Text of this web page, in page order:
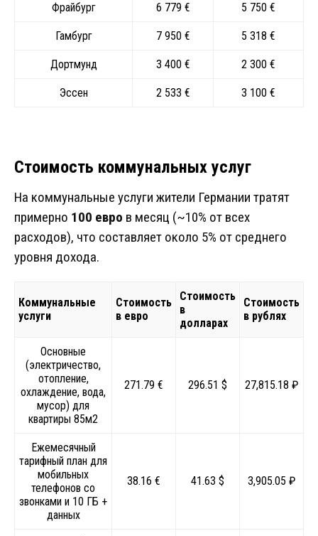
Фрайбург 6 779 € 5 750 €
Гамбург 7 950 € 5 318 €
Дортмунд 3 400 € 2 300 €
Эссен 2 533 € 3 100 €
Стоимость коммунальных услуг
На коммунальные услуги жители Германии тратят
примерно 100 евро в месяц (~10% от всех
расходов), что составляет около 5% от среднего
уровня дохода.
Коммунальные
услуги
Стоимость
в евро
Стоимость
в
долларах
Стоимость
в рублях
Основные
(электричество,
отопление,
охлаждение, вода,
мусор) для
квартиры 85м2
271.79 € 296.51 $ 27,815.18 ₽
Ежемесячный
тарифный план для
мобильных
телефонов со
звонками и 10 ГБ +
данных
38.16 € 41.63 $ 3,905.05 ₽